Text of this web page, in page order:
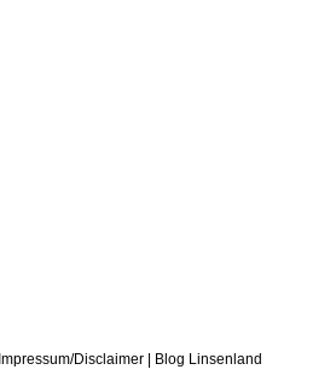
Impressum/Disclaimer Blog Linsenland